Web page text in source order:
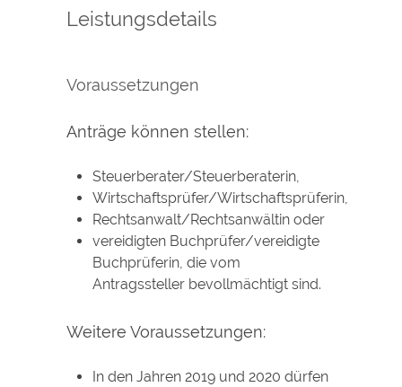
Leistungsdetails
Voraussetzungen
Anträge können stellen:
Steuerberater/Steuerberaterin,
Wirtschaftsprüfer/Wirtschaftsprüferin,
Rechtsanwalt/Rechtsanwältin oder
vereidigten Buchprüfer/vereidigte
Buchprüferin, die vom
Antragssteller bevollmächtigt sind.
Weitere Voraussetzungen:
In den Jahren 2019 und 2020 dürfen